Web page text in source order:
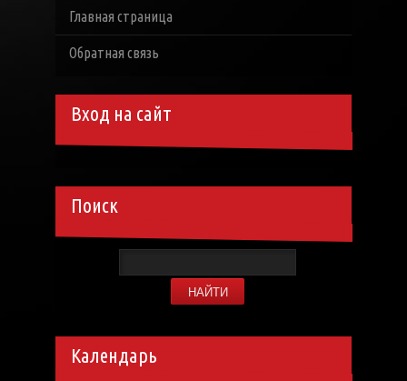
Главная страница
Обратная связь
Вход на сайт
Поиск
Календарь